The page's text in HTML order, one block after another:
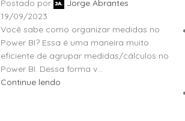
Postado por
Jorge Abrantes
19/09/2023
Você sabe como organizar medidas no
Power BI? Essa é uma maneira muito
eficiente de agrupar medidas/cálculos no
Power BI. Dessa forma v...
Continue lendo